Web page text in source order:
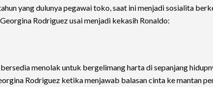
yang dulunya pegawai toko, saat ini menjadi sosialita
Rodriguez usai menjadi kekasih Ronaldo:
menolak untuk bergelimang harta di sepanjang
Rodriguez ketika menjawab balasan cinta ke mantan